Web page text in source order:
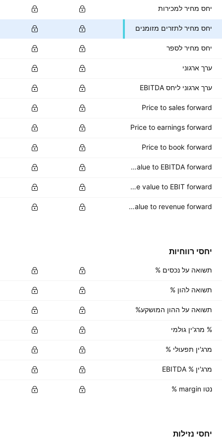
יחס מחיר למכירות
יחס מחיר לתזרים מזומנים
יחס מחיר לספר
ערך ארגוני
ערך ארגוני ליחס EBITDA
Price to sales forward
Price to earnings forward
Price to book forward
Enterprise value to EBITDA forward
Enterprise value to EBIT forward
Enterprise value to revenue forward
יחסי רווחיות
תשואה על נכסים %
תשואה להון %
תשואה על ההון המושקע%
% מרג'ין גולמי
מרג'ין תפעולי %
מרג'ין % EBITDA
נטו margin %
יחסי נזילות